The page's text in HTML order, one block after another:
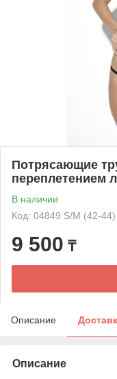
Потрясающие
переплетением
В наличии
Код: 04849 S/M (42-44)
9 500 ₸
Описание
Описание